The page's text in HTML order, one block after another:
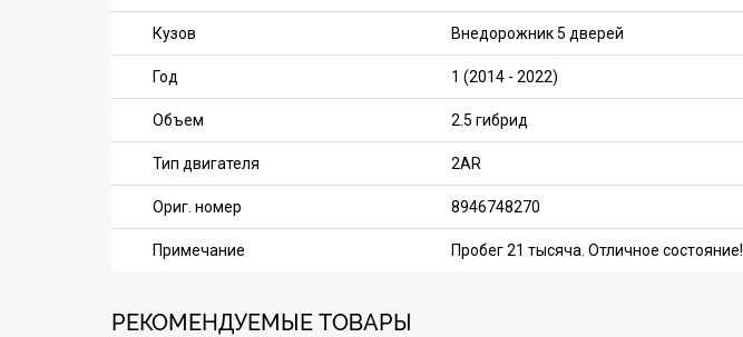
Кузов Внедорожник 5 дверей
Год 1 (2014 - 2022)
Объем 2.5 гибрид
Тип двигателя 2AR
Ориг. номер 8946748270
Примечание Пробег 21 тысяча. Отличное состояние!
РЕКОМЕНДУЕМЫЕ ТОВАРЫ